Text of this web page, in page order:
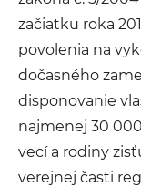
začiatku roka
povolenia na
dočasného
disponovanie
najmenej 30
vecí a rodiny
verejnej časti